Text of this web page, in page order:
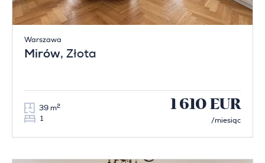
Warszawa
Mirów, Złota
39 m2
1
1 610 EUR
/miesiąc